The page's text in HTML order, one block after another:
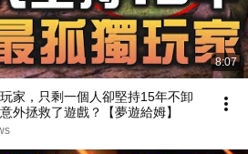
8:07
家，只剩一個人卻堅持15年不卸
外拯救了遊戲？【夢遊給姆】